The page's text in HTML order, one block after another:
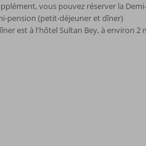
vous pouvez réserver la
pension (petit-déjeuner et dîner)
est à l'hôtel Sultan Bey, à environ 2